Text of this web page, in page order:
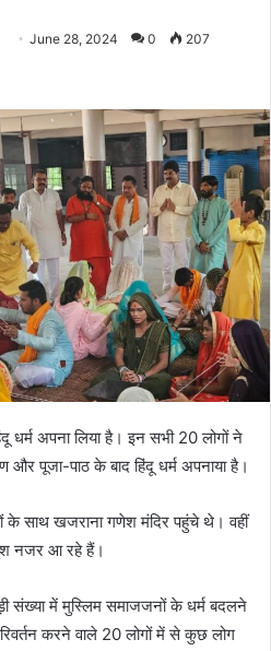
Send June 28, 2024 0 207
धर्म अपना लिया है। इन सभी 20 लोगों ने
पूजा-पाठ के बाद हिंदू धर्म अपनाया है।
के साथ खजराना गणेश मंदिर पहुंचे थे। वहीं
नजर आ रहे हैं।
संख्या में मुस्लिम समाजजनों के धर्म बदलने
करने वाले 20 लोगों में से कुछ लोग